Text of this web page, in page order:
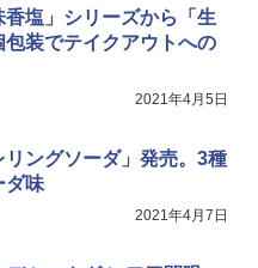
塩」シリーズから「生
装でテイクアウトへの
2021年4月5日
リングソーダ」発売。3種
ダ味
2021年4月7日